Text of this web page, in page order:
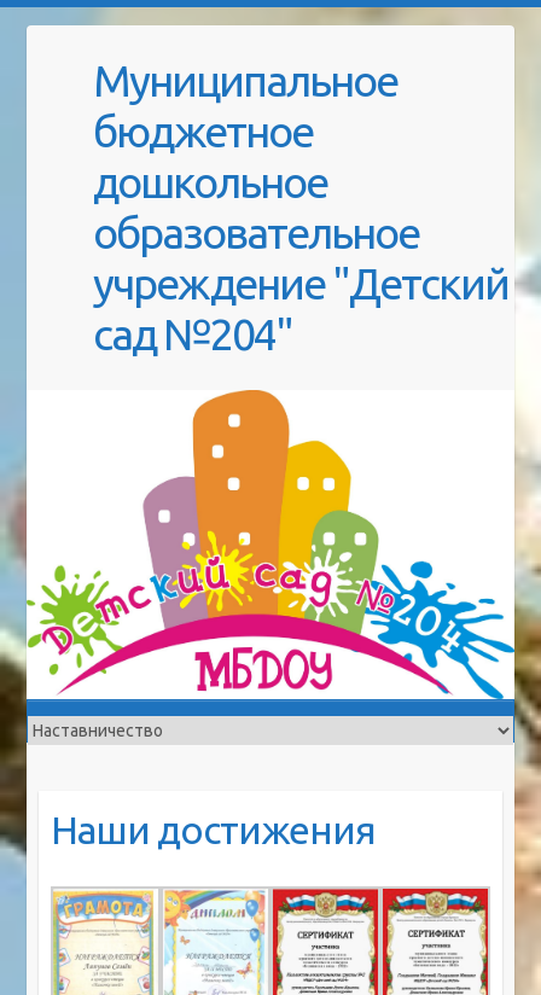
Муниципальное
бюджетное
дошкольное
образовательное
учреждение "Детский
сад №204"
Наши достижения